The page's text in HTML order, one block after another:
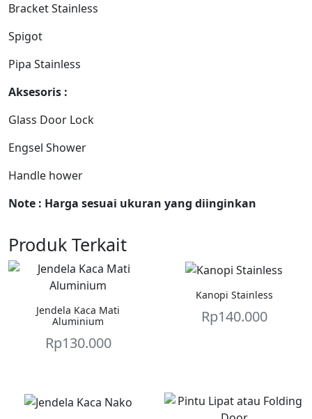
Bracket Stainless
Spigot
Pipa Stainless
Aksesoris :
Glass Door Lock
Engsel Shower
Handle hower
Note : Harga sesuai ukuran yang diinginkan
Produk Terkait
Jendela Kaca Mati
Aluminium
Rp130.000
Kanopi Stainless
Rp140.000